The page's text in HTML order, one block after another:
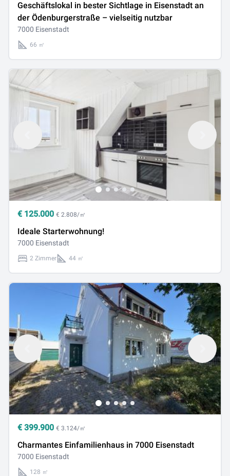
Geschäftslokal in bester Sichtlage in Eisenstadt an
der Ödenburgerstraße – vielseitig nutzbar
7000 Eisenstadt
66 ㎡
€ 125.000 € 2.808/㎡
Ideale Starterwohnung!
7000 Eisenstadt
2 Zimmer 44 ㎡
€ 399.900 € 3.124/㎡
Charmantes Einfamilienhaus in 7000 Eisenstadt
7000 Eisenstadt
128 ㎡